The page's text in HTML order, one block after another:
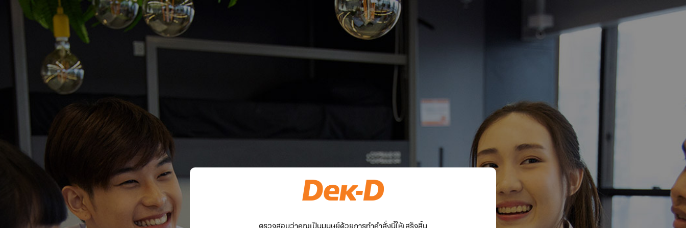
ตรวจสอบว่าคุณเป็นมนุษย์ด้วยการทำคำสั่งนี้ให้เสร็จสิ้น